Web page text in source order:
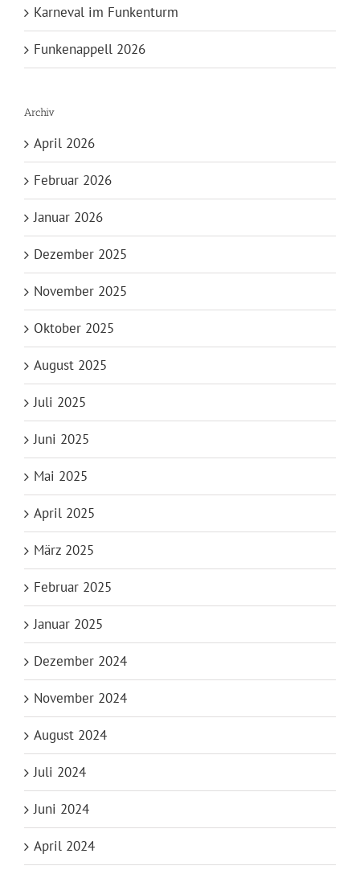
Karneval im Funkenturm
Funkenappell 2026
Archiv
April 2026
Februar 2026
Januar 2026
Dezember 2025
November 2025
Oktober 2025
August 2025
Juli 2025
Juni 2025
Mai 2025
April 2025
März 2025
Februar 2025
Januar 2025
Dezember 2024
November 2024
August 2024
Juli 2024
Juni 2024
April 2024